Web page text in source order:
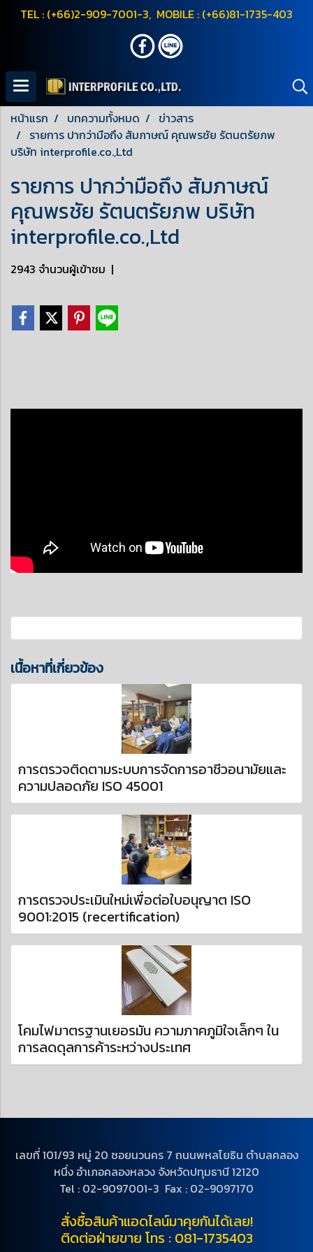
TEL : (+66)2-909-7001-3, MOBILE : (+66)81-1735-403
หน้าแรก บทความทั้งหมด
ข่าวสาร
รายการ ปากว่ามือถึง สัมภาษณ์ คุณพรชัย รัตนตรัยภพ
บริษัท interprofile.co.,Ltd
รายการ ปากว่ามือถึง สัมภาษณ์
คุณพรชัย รัตนตรัยภพ บริษัท
interprofile.co.,Ltd
2943 จำนวนผู้เข้าชม |
เนื้อหาที่เกี่ยวข้อง
การตรวจติดตามระบบการจัดการอาชีวอนามัยและ
ความปลอดภัย ISO 45001
การตรวจประเมินใหม่เพื่อต่อใบอนุญาต ISO
9001:2015 (recertification)
โคมไฟมาตรฐานเยอรมัน ความภาคภูมิใจเล็กๆ ใน
การลดดุลการค้าระหว่างประเทศ
เลขที่ 101/93 หมู่ 20 ซอยนวนคร 7 ถนนพหลโยธิน ตำบลคลอง
หนึ่ง อำเภอคลองหลวง จังหวัดปทุมธานี 12120
Tel : 02-9097001-3 Fax : 02-9097170
สั่งซื้อสินค้าแอดไลน์มาคุยกันได้เลย!
ติดต่อฝ่ายขาย โทร : 081-1735403